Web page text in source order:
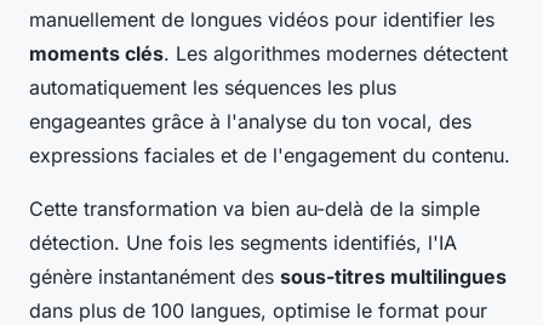
manuellement de longues vidéos pour identifier les
moments clés. Les algorithmes modernes détectent
automatiquement les séquences les plus
engageantes grâce à l'analyse du ton vocal, des
expressions faciales et de l'engagement du contenu.
Cette transformation va bien au-delà de la simple
détection. Une fois les segments identifiés, l'IA
génère instantanément des sous-titres multilingues
dans plus de 100 langues, optimise le format pour